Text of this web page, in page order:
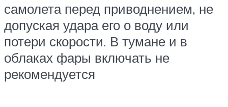
самолета перед приводнением, не
допуская удара его о воду или
потери скорости. В тумане и в
облаках фары включать не
рекомендуется